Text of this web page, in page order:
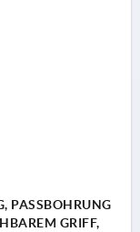
PASSBOHRUNG
GRIFF,